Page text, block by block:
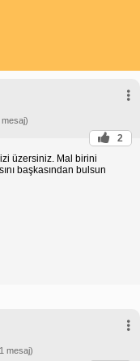
2
üzersiniz. Mal birini
başkasından bulsun
mesaj)